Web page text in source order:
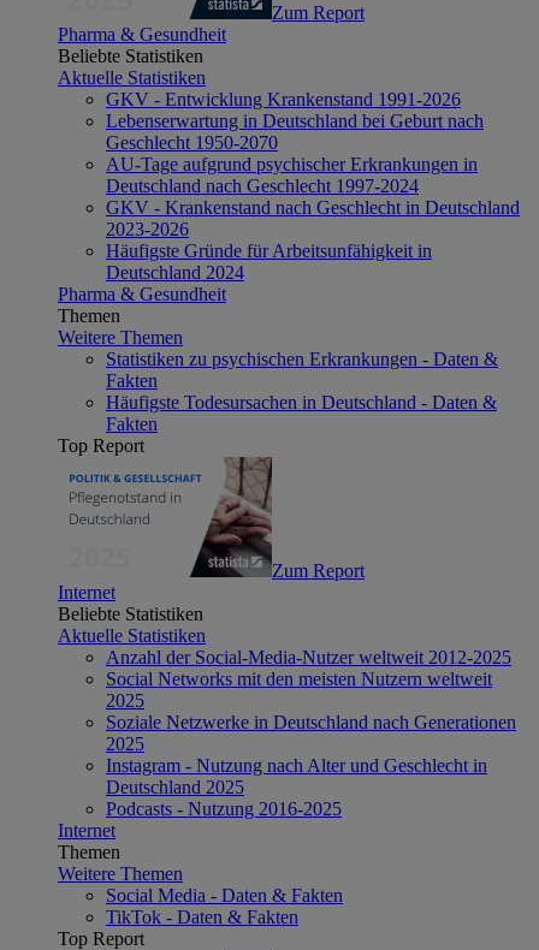
Zum Report
Pharma & Gesundheit
Beliebte Statistiken
Aktuelle Statistiken
GKV - Entwicklung Krankenstand 1991-2026
Lebenserwartung in Deutschland bei Geburt nach
Geschlecht 1950-2070
AU-Tage aufgrund psychischer Erkrankungen in
Deutschland nach Geschlecht 1997-2024
GKV - Krankenstand nach Geschlecht in Deutschland
2023-2026
Häufigste Gründe für Arbeitsunfähigkeit in
Deutschland 2024
Pharma & Gesundheit
Themen
Weitere Themen
Statistiken zu psychischen Erkrankungen - Daten &
Fakten
Häufigste Todesursachen in Deutschland - Daten &
Fakten
Top Report
Zum Report
Internet
Beliebte Statistiken
Aktuelle Statistiken
Anzahl der Social-Media-Nutzer weltweit 2012-2025
Social Networks mit den meisten Nutzern weltweit
2025
Soziale Netzwerke in Deutschland nach Generationen
2025
Instagram - Nutzung nach Alter und Geschlecht in
Deutschland 2025
Podcasts - Nutzung 2016-2025
Internet
Themen
Weitere Themen
Social Media - Daten & Fakten
TikTok - Daten & Fakten
Top Report